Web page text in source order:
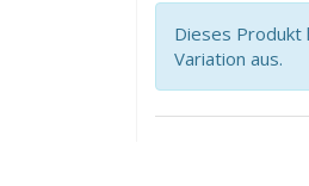
Dieses Produkt
Variation aus.